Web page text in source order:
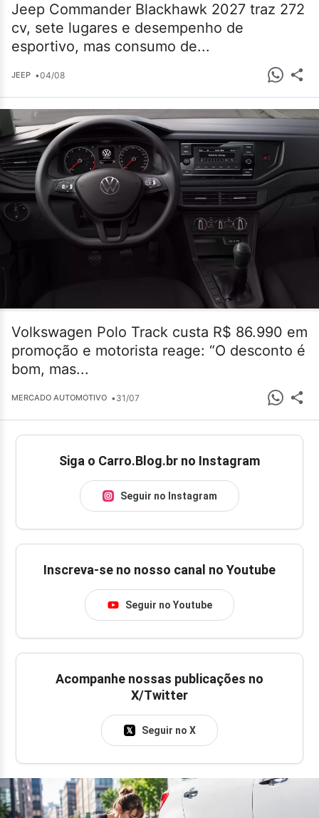
Jeep Commander Blackhawk 2027 traz 272
cv, sete lugares e desempenho de
esportivo, mas consumo de...
JEEP •04/08
Volkswagen Polo Track custa R$ 86.990 em
promoção e motorista reage: “O desconto é
bom, mas...
MERCADO AUTOMOTIVO •31/07
Siga o Carro.Blog.br no Instagram
Seguir no Instagram
Inscreva-se no nosso canal no Youtube
Seguir no Youtube
Acompanhe nossas publicações no
X/Twitter
Seguir no X